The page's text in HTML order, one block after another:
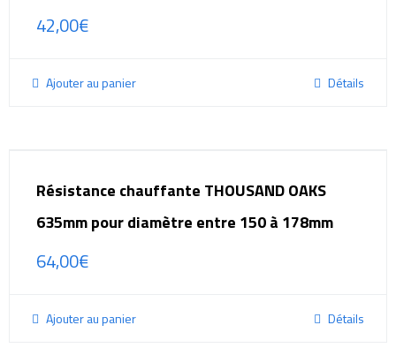
42,00€
Ajouter au panier Détails
Résistance chauffante THOUSAND OAKS
635mm pour diamètre entre 150 à 178mm
64,00€
Ajouter au panier Détails